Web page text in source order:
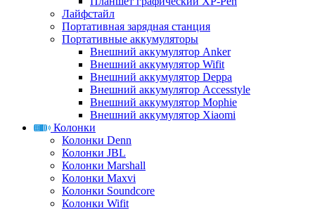
Лайфстайл
Портативная зарядная станция
Портативные аккумуляторы
Внешний аккумулятор Anker
Внешний аккумулятор Wifit
Внешний аккумулятор Deppa
Внешний аккумулятор Accesstyle
Внешний аккумулятор Mophie
Внешний аккумулятор Xiaomi
Колонки
Колонки Denn
Колонки JBL
Колонки Marshall
Колонки Maxvi
Колонки Soundcore
Колонки Wifit